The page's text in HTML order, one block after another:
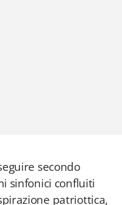
secondo
sinfonici confluiti
patriottica,